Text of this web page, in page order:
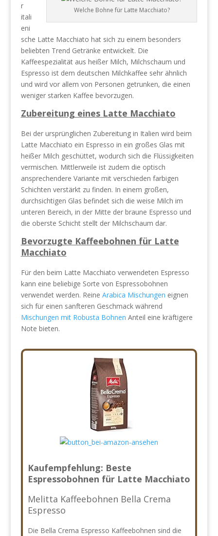
Welche Bohne für Latte Macchiato?
r
itali
eni
sche Latte Macchiato hat sich zu einem besonders
beliebten Trend Getränke entwickelt. Die
Kaffeespezialität aus heißer Milch, Milchschaum und
Espresso ist dem deutschen Milchkaffee sehr ähnlich
und wird vor allem von Personen getrunken, die einen
weniger starken Kaffee bevorzugen.
Zubereitung eines Latte Macchiato
Bei der ursprünglichen Zubereitung in Italien wird beim
Latte Macchiato ein Espresso in ein großes Glas mit
heißer Milch geschüttet, wodurch sich die Flüssigkeiten
vermischen. Mittlerweile ist zudem die optisch
ansprechendere Variante mit verschieden farbigen
Schichten verstärkt zu finden. In einem großen,
durchsichtigen Glas befindet sich die weise Milch im
unteren Bereich, in der Mitte der braune Espresso und
die oberste Schicht stellt der Milchschaum dar.
Bevorzugte Kaffeebohnen für Latte
Macchiato
Für den beim Latte Macchiato verwendeten Espresso
kann eine beliebige Sorte von Espressobohnen
verwendet werden. Reine Arabica Mischungen eignen
sich für einen sanfteren Geschmack während
Mischungen mit Robusta Bohnen Anteil eine kräftigere
Note bieten.
Kaufempfehlung: Beste
Espressobohnen für Latte Macchiato
Melitta Kaffeebohnen Bella Crema
Espresso
Die Bella Crema Espresso Kaffeebohnen sind die